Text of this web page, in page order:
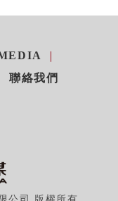
聯絡我們